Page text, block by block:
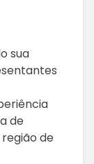
sua
de
de